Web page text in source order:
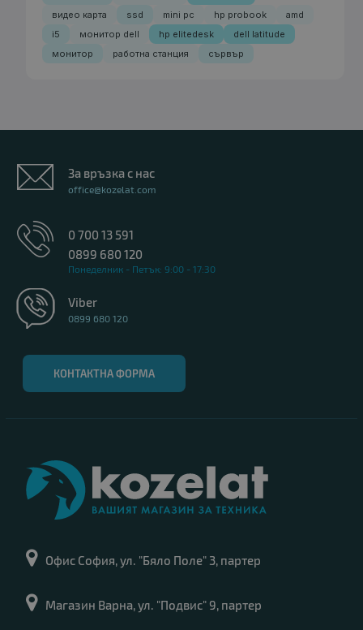
видео карта
ssd mini pc hp probook
amd
i5
монитор dell hp elitedesk
dell latitude
монитор
работна станция сървър
За връзка с нас
office@kozelat.com
0 700 13 591
0899 680 120
Понеделник - Петък: 9:00 - 17:30
Viber
0899 680 120
КОНТАКТНА ФОРМА
Офис София, ул. "Бяло Поле" 3, партер
Магазин Варна, ул. "Подвис" 9, партер